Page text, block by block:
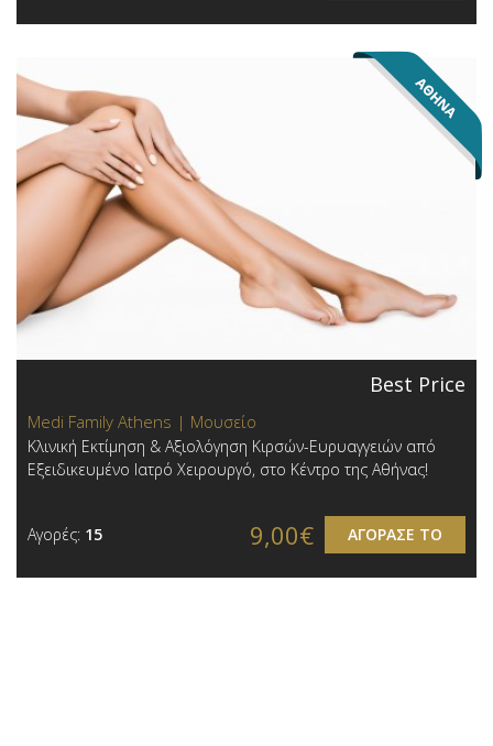
Best Price
Medi Family Athens | Μουσείο
Κλινική Εκτίμηση & Αξιολόγηση Κιρσών-Ευρυαγγειών από
Εξειδικευμένο Ιατρό Χειρουργό, στο Κέντρο της Αθήνας!
Αγορές: 15 ΑΓΟΡΑΣΕ ΤΟ
9,00€